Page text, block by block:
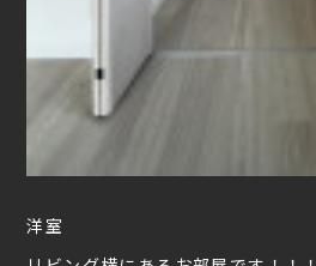
洋室